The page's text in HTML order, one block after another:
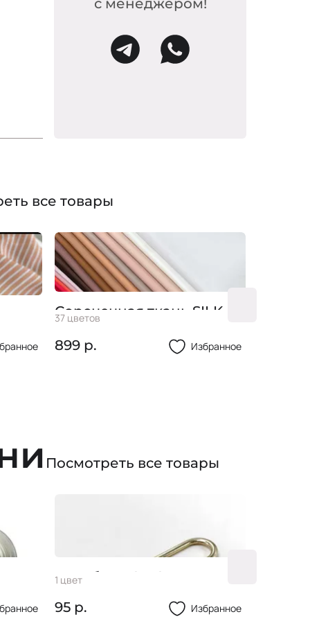
все товары
:85%тенсел 15%нейлон
Тенсел CRINCLE Полоска
3 цвета
825 р. Избранное
Посмотреть все товары
Пуговица 44L
2 цвета
30 р. Избранное